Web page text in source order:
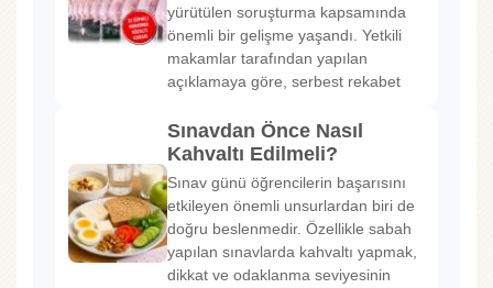
yürütülen soruşturma kapsamında
önemli bir gelişme yaşandı. Yetkili
makamlar tarafından yapılan
açıklamaya göre, serbest rekabet
Sınavdan Önce Nasıl
Kahvaltı Edilmeli?
Sınav günü öğrencilerin başarısını
etkileyen önemli unsurlardan biri de
doğru beslenmedir. Özellikle sabah
yapılan sınavlarda kahvaltı yapmak,
dikkat ve odaklanma seviyesinin